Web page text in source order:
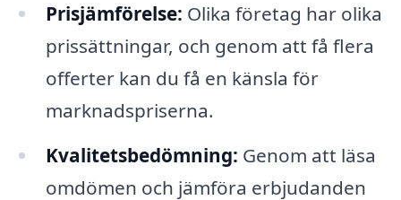
Prisjämförelse: Olika företag har olika
prissättningar, och genom att få flera
offerter kan du få en känsla för
marknadspriserna.
Kvalitetsbedömning: Genom att läsa
omdömen och jämföra erbjudanden